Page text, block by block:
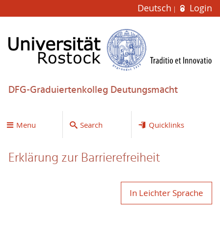
Deutsch Login
DFG-Graduiertenkolleg Deutungsmacht
Menu Search Quicklinks
Erklärung zur Bar­ri­e­re­frei­heit
In Leichter Sprache